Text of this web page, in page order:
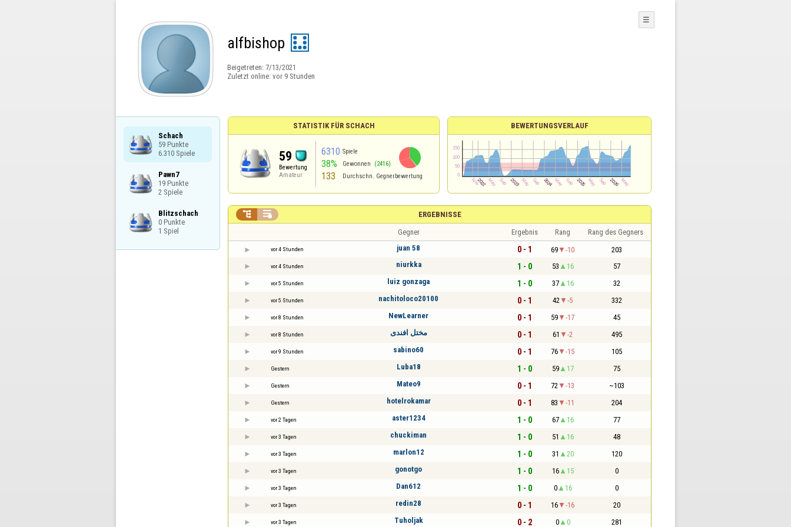
alfbishop
Beigetreten: 7/13/2021
Zuletzt online: vor 9 Stunden
☰
Schach
59 Punkte
6.310 Spiele
Pawn7
19 Punkte
2 Spiele
Blitzschach
0 Punkte
1 Spiel
STATISTIK FÜR SCHACH
59
Bewertung
Amateur
6310 Spiele
38% Gewonnen (2416)
133 Durchschn. Gegnerbewertung
BEWERTUNGSVERLAUF
ERGEBNISSE
 
Gegner Ergebnis Rang Rang des Gegners
vor 4 Stunden juan 58 0 - 1 69 -10 203
vor 4 Stunden niurkka 1 - 0 53 16 57
vor 5 Stunden luiz gonzaga 1 - 0 37 16 32
vor 5 Stunden nachitoloco20100 0 - 1 42 -5 332
vor 8 Stunden NewLearner 0 - 1 59 -17 45
vor 8 Stunden مختل افندى 0 - 1 61 -2 495
vor 9 Stunden sabino60 0 - 1 76 -15 105
Gestern Luba18 1 - 0 59 17 75
Gestern Mateo9 0 - 1 72 -13 ~103
Gestern hotelrokamar 0 - 1 83 -11 204
vor 2 Tagen aster1234 1 - 0 67 16 77
vor 3 Tagen chuckiman 1 - 0 51 16 48
vor 3 Tagen marlon12 1 - 0 31 20 120
vor 3 Tagen gonotgo 1 - 0 16 15 0
vor 3 Tagen Dan612 1 - 0 0 16 0
vor 3 Tagen redin28 0 - 1 16 -16 20
vor 3 Tagen Tuholjak 0 - 2 0 0 281